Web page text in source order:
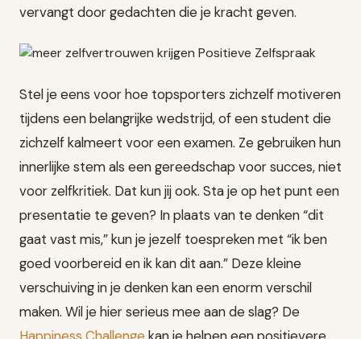
vervangt door gedachten die je kracht geven.
Stel je eens voor hoe topsporters zichzelf motiveren
tijdens een belangrijke wedstrijd, of een student die
zichzelf kalmeert voor een examen. Ze gebruiken hun
innerlijke stem als een gereedschap voor succes, niet
voor zelfkritiek. Dat kun jij ook. Sta je op het punt een
presentatie te geven? In plaats van te denken “dit
gaat vast mis,” kun je jezelf toespreken met “ik ben
goed voorbereid en ik kan dit aan.” Deze kleine
verschuiving in je denken kan een enorm verschil
maken. Wil je hier serieus mee aan de slag? De